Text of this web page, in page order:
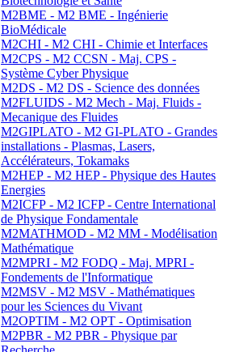
M2BME - M2 BME - Ingénierie
BioMédicale
M2CHI - M2 CHI - Chimie et Interfaces
M2CPS - M2 CCSN - Maj. CPS -
Système Cyber Physique
M2DS - M2 DS - Science des données
M2FLUIDS - M2 Mech - Maj. Fluids -
Mecanique des Fluides
M2GIPLATO - M2 GI-PLATO - Grandes
installations - Plasmas, Lasers,
Accélérateurs, Tokamaks
M2HEP - M2 HEP - Physique des Hautes
Energies
M2ICFP - M2 ICFP - Centre International
de Physique Fondamentale
M2MATHMOD - M2 MM - Modélisation
Mathématique
M2MPRI - M2 FODQ - Maj. MPRI -
Fondements de l'Informatique
M2MSV - M2 MSV - Mathématiques
pour les Sciences du Vivant
M2OPTIM - M2 OPT - Optimisation
M2PBR - M2 PBR - Physique par